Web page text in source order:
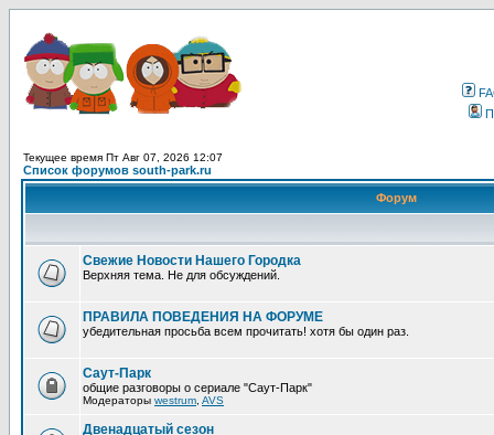
Текущее время Пт Авг 07, 2026 12:07
Список форумов south-park.ru
Форум
Свежие Новости Нашего Городка
Верхняя тема. Не для обсуждений.
ПРАВИЛА ПОВЕДЕНИЯ НА ФОРУМЕ
убедительная просьба всем прочитать! хотя бы один раз.
Саут-Парк
общие разговоры о сериале "Саут-Парк"
Модераторы westrum AVS
Двенадцатый сезон